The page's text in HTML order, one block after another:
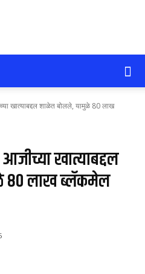
सोलापूर
आजतक
खात्याबद्दल शाळेत बोलले, यामुळे 80 लाख
खात्याबद्दल
80 लाख ब्लॅकमेल